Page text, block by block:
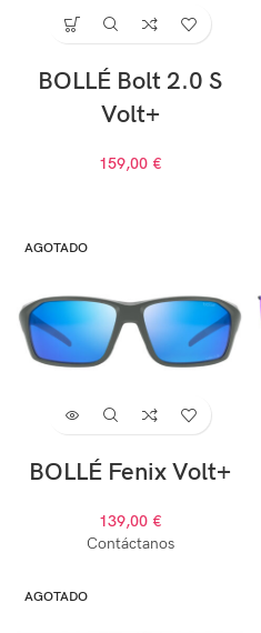
BOLLÉ Bolt 2.0 S
Volt+
159,00 €
AGOTADO
BOLLÉ Fenix Volt+
139,00 €
Contáctanos
AGOTADO